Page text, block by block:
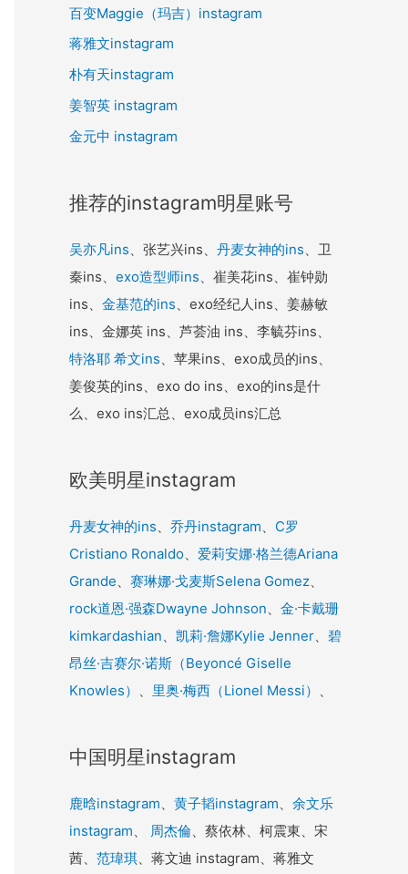
百变Maggie（玛吉）instagram
蒋雅文instagram
朴有天instagram
姜智英 instagram
金元中 instagram
推荐的instagram明星账号
吴亦凡ins 、张艺兴ins、 丹麦女神的ins 、卫
秦ins、 exo造型师ins 、崔美花ins、崔钟勋
ins、 金基范的ins 、exo经纪人ins、姜赫敏
ins、金娜英 ins、芦荟油 ins、李毓芬ins、
特洛耶 希文ins 、苹果ins、exo成员的ins、
姜俊英的ins、exo do ins、exo的ins是什
么、exo ins汇总、exo成员ins汇总
欧美明星instagram
丹麦女神的ins 乔丹instagram
C罗
Cristiano Ronaldo
爱莉安娜·格兰德Ariana
Grande
赛琳娜·戈麦斯Selena Gomez
rock道恩·强森Dwayne Johnson
金·卡戴珊
kimkardashian
凯莉·詹娜Kylie Jenner
碧
昂丝·吉赛尔·诺斯（Beyoncé Giselle
Knowles）
里奥·梅西（Lionel Messi）
中国明星instagram
鹿晗instagram 黄子韬instagram
余文乐
instagram
周杰倫 、蔡依林、柯震東、宋
茜、 范瑋琪 、蒋文迪 instagram、蒋雅文